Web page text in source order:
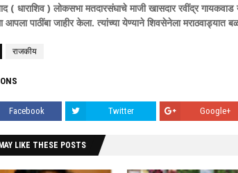
( धाराशिव ) लोकसभा मतदारसंघाचे माजी खासदार रवींद्र
आपला पाठींबा जाहीर केला. त्यांच्या येण्याने शिवसेनेला मराठवाड्यात
राजकीय
Facebook Twitter Google+
LIKE THESE POSTS